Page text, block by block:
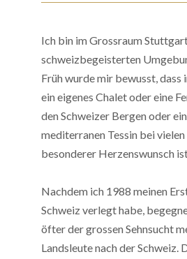
Ich bin im Grossraum
schweizbegeisterten
Früh wurde mir bewusst, dass
ein eigenes Chalet oder eine
den Schweizer Bergen oder
mediterranen Tessin bei vielen
besonderer Herzenswunsch
Nachdem ich 1988 meinen
Schweiz verlegt habe,
öfter der grossen Sehnsucht
Landsleute nach der Schweiz.